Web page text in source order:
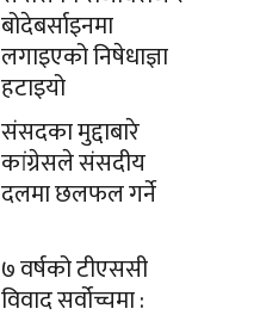
बोदेबर्साइनमा
लगाइएको निषेधाज्ञा
हटाइयो
संसदका मुद्दाबारे
कांग्रेसले संसदीय
दलमा छलफल गर्ने
७ वर्षको टीएससी
विवाद सर्वोच्चमा :